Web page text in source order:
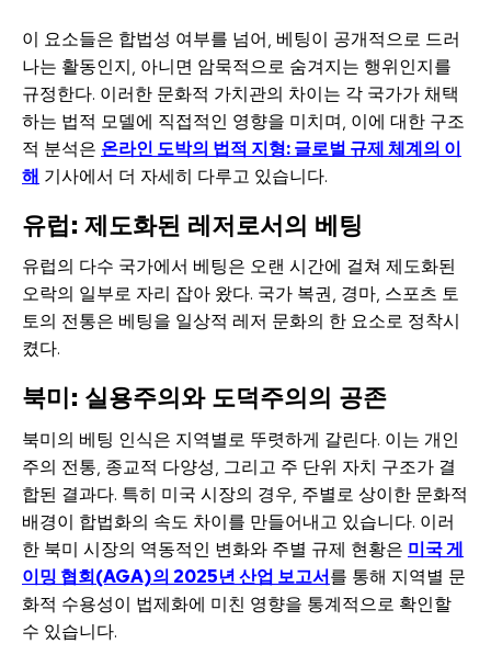
이 요소들은 합법성 여부를 넘어, 베팅이 공개적으로 드러
나는 활동인지, 아니면 암묵적으로 숨겨지는 행위인지를
규정한다. 이러한 문화적 가치관의 차이는 각 국가가 채택
하는 법적 모델에 직접적인 영향을 미치며, 이에 대한 구조
적 분석은 온라인 도박의 법적 지형: 글로벌 규제 체계의 이
해 기사에서 더 자세히 다루고 있습니다.
유럽: 제도화된 레저로서의 베팅
유럽의 다수 국가에서 베팅은 오랜 시간에 걸쳐 제도화된
오락의 일부로 자리 잡아 왔다. 국가 복권, 경마, 스포츠 토
토의 전통은 베팅을 일상적 레저 문화의 한 요소로 정착시
켰다.
북미: 실용주의와 도덕주의의 공존
북미의 베팅 인식은 지역별로 뚜렷하게 갈린다. 이는 개인
주의 전통, 종교적 다양성, 그리고 주 단위 자치 구조가 결
합된 결과다. 특히 미국 시장의 경우, 주별로 상이한 문화적
배경이 합법화의 속도 차이를 만들어내고 있습니다. 이러
한 북미 시장의 역동적인 변화와 주별 규제 현황은 미국 게
이밍 협회(AGA)의 2025년 산업 보고서를 통해 지역별 문
화적 수용성이 법제화에 미친 영향을 통계적으로 확인할
수 있습니다.